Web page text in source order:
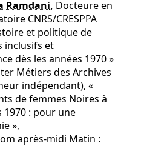
Ramdani, Docteure en
CNRS/CRESPPA
et politique de
inclusifs et
dès les années 1970 »
Métiers des Archives
indépendant), «
de femmes Noires à
1970 : pour une
»,
après-midi Matin :